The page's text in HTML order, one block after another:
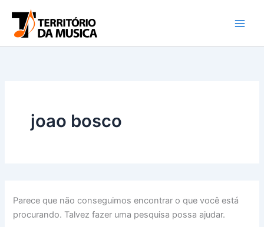
para
conteúdo
joao bosco
Parece que não conseguimos encontrar o que você está
procurando. Talvez fazer uma pesquisa possa ajudar.
por: